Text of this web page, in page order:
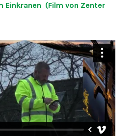
Einkranen (Film von Zenter